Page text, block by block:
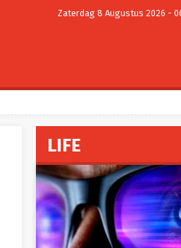
Zaterdag 8 Augustus 2026 -
LIFE